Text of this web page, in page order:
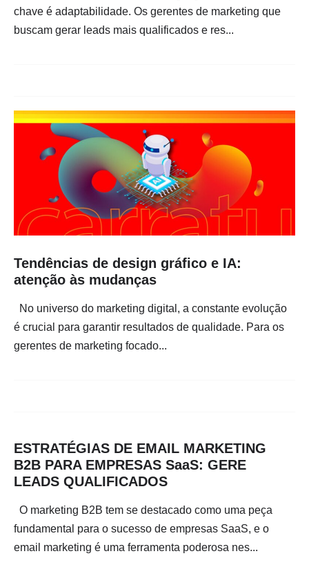
chave é adaptabilidade. Os gerentes de marketing que
buscam gerar leads mais qualificados e res...
Tendências de design gráfico e IA:
atenção às mudanças
No universo do marketing digital, a constante evolução
é crucial para garantir resultados de qualidade. Para os
gerentes de marketing focado...
ESTRATÉGIAS DE EMAIL MARKETING
B2B PARA EMPRESAS SaaS: GERE
LEADS QUALIFICADOS
O marketing B2B tem se destacado como uma peça
fundamental para o sucesso de empresas SaaS, e o
email marketing é uma ferramenta poderosa nes...